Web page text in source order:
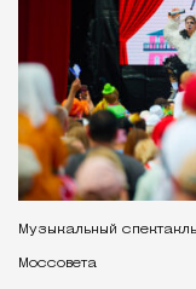
Музыкальный
Моссовета